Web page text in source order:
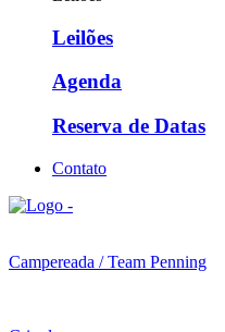
Leilões
Agenda
Reserva de Datas
Contato
Campereada / Team Penning